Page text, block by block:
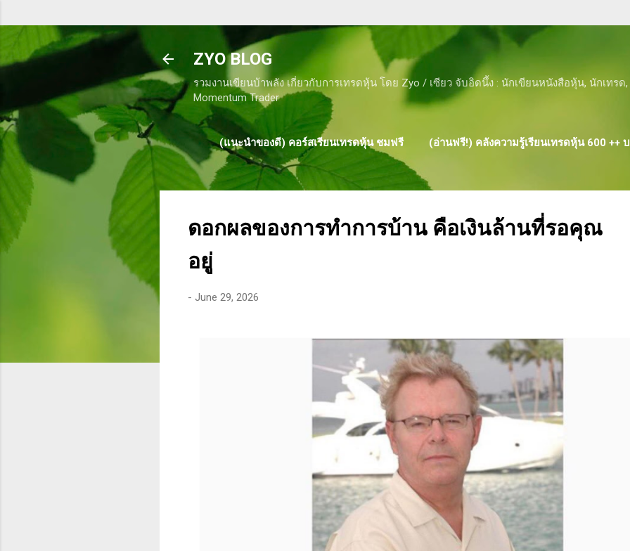
ZYO BLOG
รวมงานเขียนบ้าพลัง เกี่ยวกับการเทรดหุ้น โดย Zyo / เซียว จับอิดนึ้ง : นักเขียนหนังสือหุ้น, นักเทรด,
Momentum Trader
(แนะนำของดี) คอร์สเรียนเทรดหุ้น ชมฟรี (อ่านฟรี!) คลังความรู้เรียนเทรดหุ้น 600 ++
ดอกผลของการทำการบ้าน คือเงินล้านที่รอคุณ
อยู่
- June 29, 2026